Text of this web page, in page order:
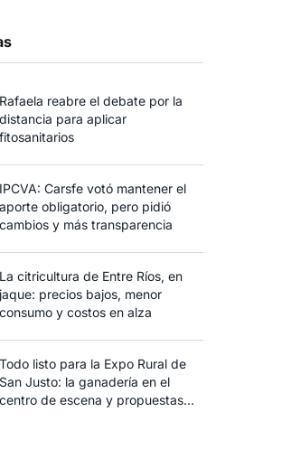
Rafaela reabre el debate por la
distancia para aplicar
fitosanitarios
IPCVA: Carsfe votó mantener el
aporte obligatorio, pero pidió
cambios y más transparencia
La citricultura de Entre Ríos, en
jaque: precios bajos, menor
consumo y costos en alza
Todo listo para la Expo Rural de
San Justo: la ganadería en el
centro de escena y propuestas